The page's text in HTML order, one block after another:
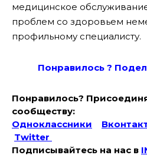
медицинское
проблем со здоровьем
профильному специалисту.
Понравилось ? Поде
Понравилось?
сообществу:
Одноклассники
Twitter
Подписывайтесь на наc в